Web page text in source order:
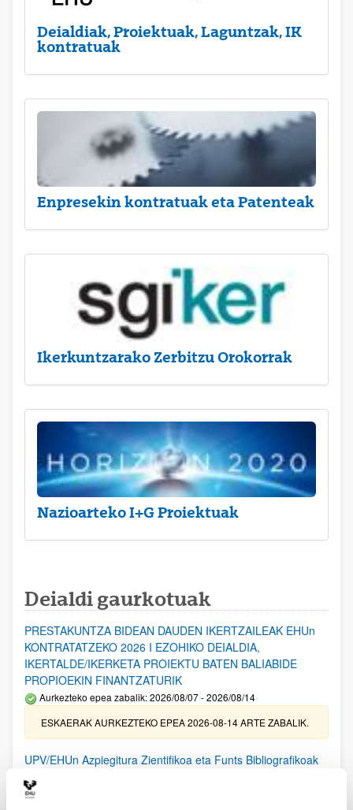
Deialdiak, Proiektuak, Laguntzak, IK
kontratuak
Enpresekin kontratuak eta Patenteak
Ikerkuntzarako Zerbitzu Orokorrak
Nazioarteko I+G Proiektuak
Deialdi gaurkotuak
PRESTAKUNTZA BIDEAN DAUDEN IKERTZAILEAK EHUn
KONTRATATZEKO 2026 I EZOHIKO DEIALDIA,
IKERTALDE/IKERKETA PROIEKTU BATEN BALIABIDE
PROPIOEKIN FINANTZATURIK
Aurkezteko epea zabalik: 2026/08/07 - 2026/08/14
ESKAERAK AURKEZTEKO EPEA 2026-08-14 ARTE ZABALIK.
UPV/EHUn Azpiegitura Zientifikoa eta Funts Bibliografikoak